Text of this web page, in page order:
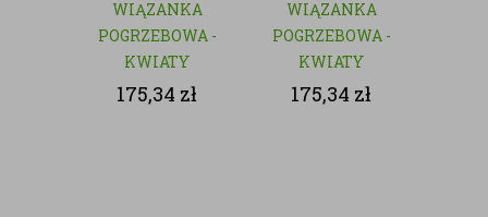
WIĄZANKA
POGRZEBOWA -
KWIATY
SZTUCZNE
175,34 zł
WIĄZANKA
POGRZEBOWA -
KWIATY
SZTUCZNE
175,34 zł